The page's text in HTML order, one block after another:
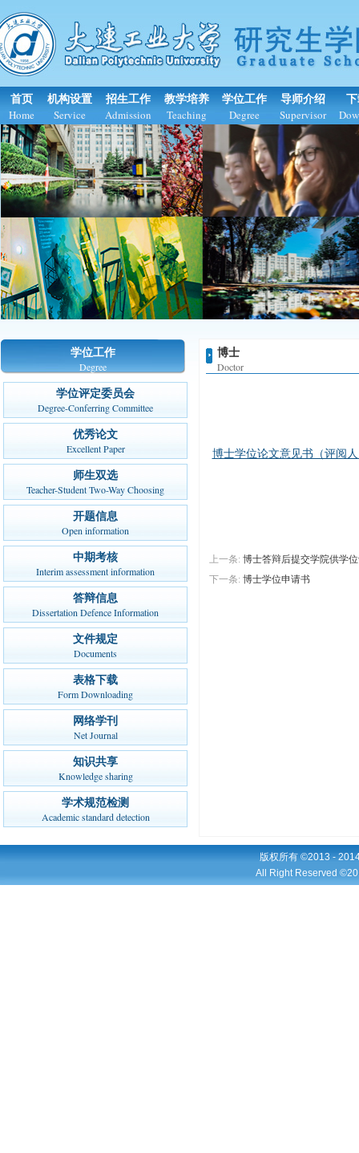
首页
Home
机构设置
Service
招生工作
Admission
教学培养
Teaching
学位工作
Degree
导师介绍
Supervisor
学位工作
Degree
学位评定委员会
Degree-Conferring Committee
优秀论文
Excellent Paper
师生双选
Teacher-Student Two-Way Choosing
开题信息
Open information
中期考核
Interim assessment information
答辩信息
Dissertation Defence Information
文件规定
Documents
表格下载
Form Downloading
网络学刊
Net Journal
知识共享
Knowledge sharing
学术规范检测
Academic standard detection
博士
Doctor
博士学位论文意见书（评阅
上一条: 博士答辩后提交学院供学
下一条: 博士学位申请书
版权所有 ©2013 -
All Right Reserved